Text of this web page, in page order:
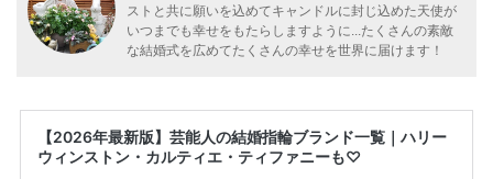
ストと共に願いを込めてキャンドルに封じ込めた天使が
いつまでも幸せをもたらしますように...たくさんの素敵
な結婚式を広めてたくさんの幸せを世界に届けます！
【2026年最新版】芸能人の結婚指輪ブランド一覧｜ハリー
ウィンストン・カルティエ・ティファニーも♡